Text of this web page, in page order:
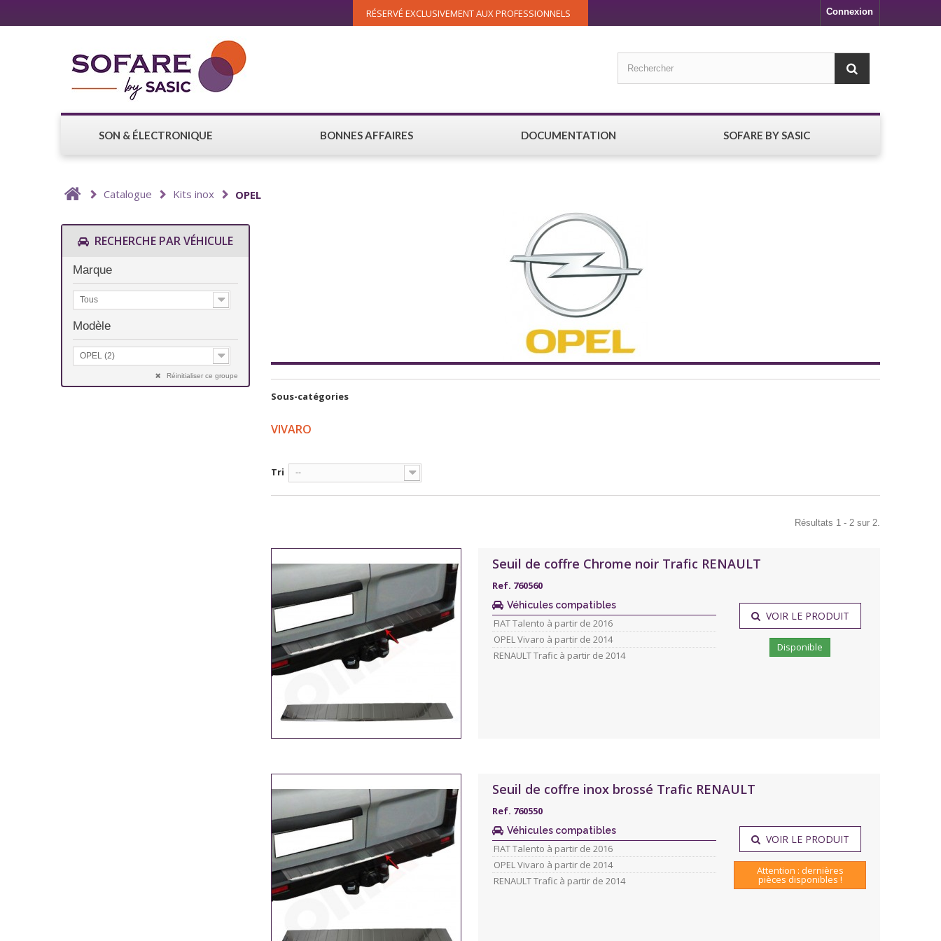
Connexion
RÉSERVÉ EXCLUSIVEMENT AUX PROFESSIONNELS
SON & ÉLECTRONIQUE BONNES AFFAIRES DOCUMENTATION SOFARE BY SASIC
Catalogue Kits inox OPEL
RECHERCHE PAR VÉHICULE
Marque
Tous
Modèle
OPEL (2)
Réinitialiser ce groupe
Sous-catégories
VIVARO
Tri --
Résultats 1 - 2 sur 2.
Seuil de coffre Chrome noir Trafic RENAULT
Ref. 760560
Véhicules compatibles
FIAT Talento à partir de 2016
OPEL Vivaro à partir de 2014
RENAULT Trafic à partir de 2014
VOIR LE PRODUIT
Disponible
Seuil de coffre inox brossé Trafic RENAULT
Ref. 760550
Véhicules compatibles
FIAT Talento à partir de 2016
OPEL Vivaro à partir de 2014
RENAULT Trafic à partir de 2014
VOIR LE PRODUIT
Attention : dernières
pièces disponibles !